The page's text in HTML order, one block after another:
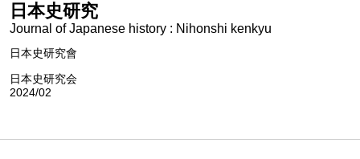
日本史研究
Journal of Japanese history : Nihonshi kenkyu
日本史研究會
日本史研究会
2024/02